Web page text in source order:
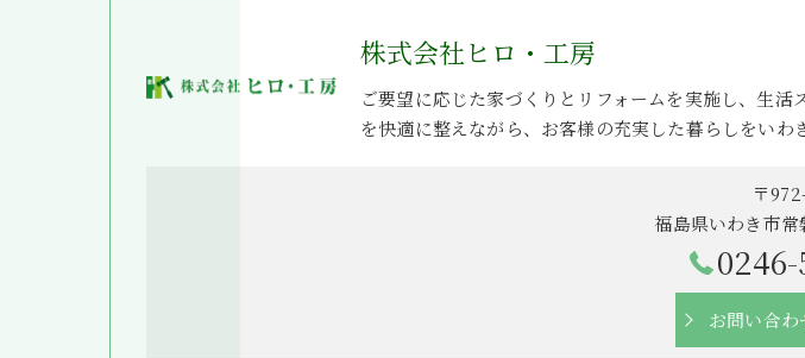
株式会社ヒロ・工房
ご要望に応じた家づくりとリフォームを実施し、生
を快適に整えながら、お客様の充実した暮らしをいわ
〒
福島県いわき市常
0246-
お問い合わ